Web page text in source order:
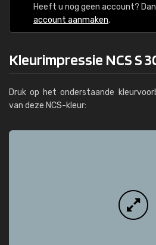
Heeft u nog geen account?
account aanmaken.
Kleurimpressie NCS S
Druk op het onderstaande
van deze NCS-kleur: